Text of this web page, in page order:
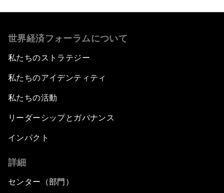
世界経済フォーラムについて
私たちのストラテジー
私たちのアイデンティティ
私たちの活動
リーダーシップとガバナンス
インパクト
詳細
センター（部門）